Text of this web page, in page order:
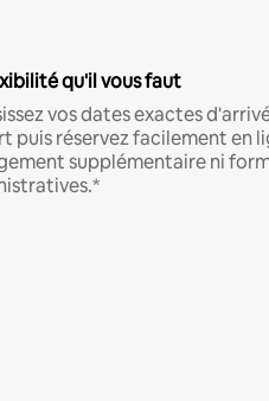
qu'il vous faut
vos dates exactes
puis réservez facilement en
supplémentaire ni